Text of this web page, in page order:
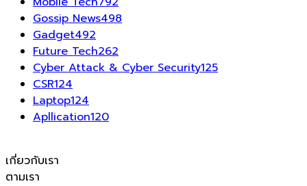
Gossip News498
Gadget492
Future Tech262
Cyber Attack & Cyber Security125
CSR124
Laptop124
Apllication120
เกี่ยวกับเรา
ตามเรา